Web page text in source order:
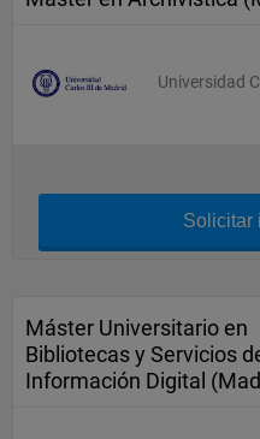
Universidad
Solicitar
Máster Universitario en
Bibliotecas y Servicios
Información Digital